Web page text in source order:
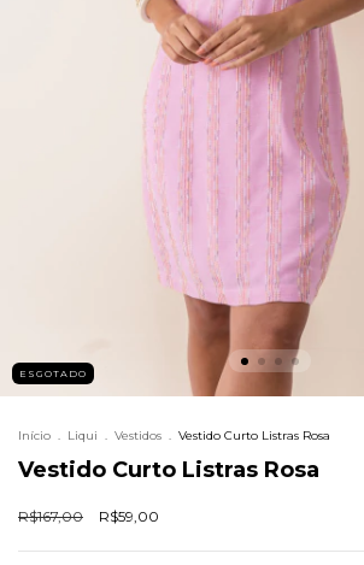
ESGOTADO
Início . Liqui . Vestidos . Vestido Curto Listras Rosa
Vestido Curto Listras Rosa
R$167,00 R$59,00